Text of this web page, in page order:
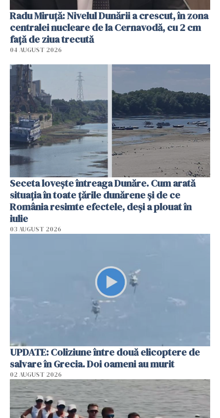
Radu Miruţă: Nivelul Dunării a crescut, în zona
centralei nucleare de la Cernavodă, cu 2 cm
faţă de ziua trecută
04 AUGUST 2026
Seceta lovește întreaga Dunăre. Cum arată
situația în toate țările dunărene și de ce
România resimte efectele, deși a plouat în
iulie
03 AUGUST 2026
UPDATE: Coliziune între două elicoptere de
salvare în Grecia. Doi oameni au murit
02 AUGUST 2026